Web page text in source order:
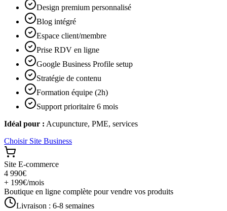
Design premium personnalisé
Blog intégré
Espace client/membre
Prise RDV en ligne
Google Business Profile setup
Stratégie de contenu
Formation équipe (2h)
Support prioritaire 6 mois
Idéal pour : Acupuncture, PME, services
Choisir Site Business
Site E-commerce
4 990€
+ 199€/mois
Boutique en ligne complète pour vendre vos produits
Livraison : 6-8 semaines